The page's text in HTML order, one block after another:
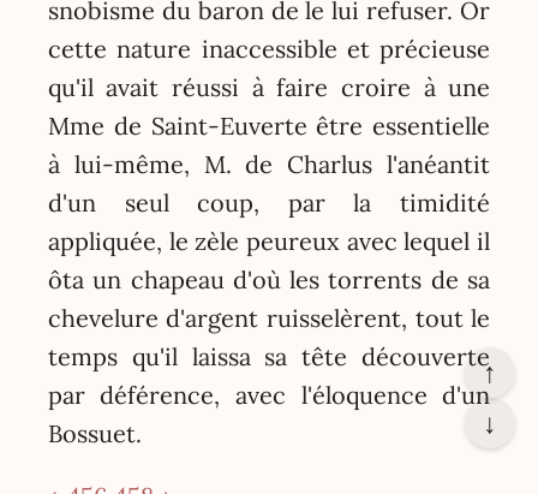
snobisme du baron de le lui refuser. Or
cette nature inaccessible et précieuse
qu'il avait réussi à faire croire à une
Mme de Saint-Euverte être essentielle
à lui-même, M. de Charlus l'anéantit
d'un seul coup, par la timidité
appliquée, le zèle peureux avec lequel il
ôta un chapeau d'où les torrents de sa
chevelure d'argent ruisselèrent, tout le
temps qu'il laissa sa tête découverte
par déférence, avec l'éloquence d'un
Bossuet.
↑
↓